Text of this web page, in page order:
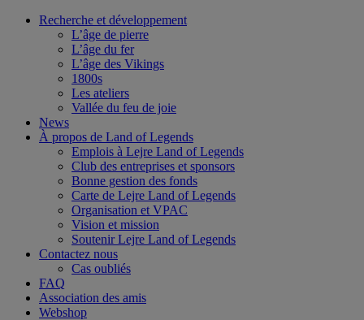
Skip
Recherche et développement
L’âge de pierre
L’âge du fer
L’âge des Vikings
1800s
Les ateliers
Vallée du feu de joie
News
À propos de Land of Legends
Emplois à Lejre Land of Legends
Club des entreprises et sponsors
Bonne gestion des fonds
Carte de Lejre Land of Legends
Organisation et VPAC
Vision et mission
Soutenir Lejre Land of Legends
Contactez nous
Cas oubliés
FAQ
Association des amis
Webshop